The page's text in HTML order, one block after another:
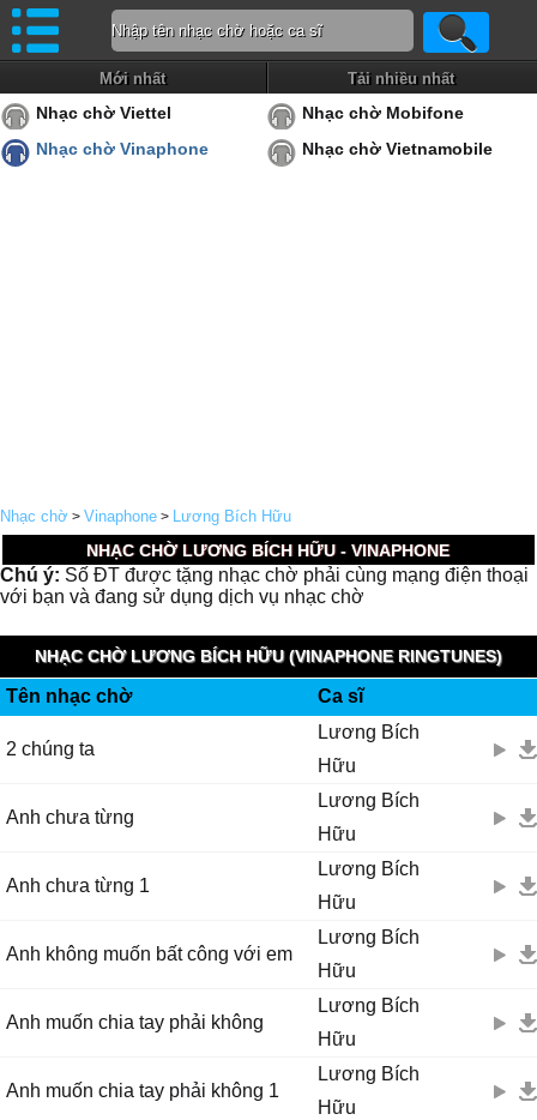
Mới nhất Tải nhiều nhất
Nhạc chờ Viettel
Nhạc chờ Mobifone
Nhạc chờ Vinaphone
Nhạc chờ Vietnamobile
Nhạc chờ > Vinaphone > Lương Bích Hữu
NHẠC CHỜ LƯƠNG BÍCH HỮU - VINAPHONE
Chú ý: Số ĐT được tặng nhạc chờ phải cùng mạng điện thoại
với bạn và đang sử dụng dịch vụ nhạc chờ
NHẠC CHỜ LƯƠNG BÍCH HỮU (VINAPHONE RINGTUNES)
Tên nhạc chờ Ca sĩ
2 chúng ta
Lương Bích
Hữu
Anh chưa từng
Lương Bích
Hữu
Anh chưa từng 1
Lương Bích
Hữu
Anh không muốn bất công với em
Lương Bích
Hữu
Anh muốn chia tay phải không
Lương Bích
Hữu
Anh muốn chia tay phải không 1
Lương Bích
Hữu